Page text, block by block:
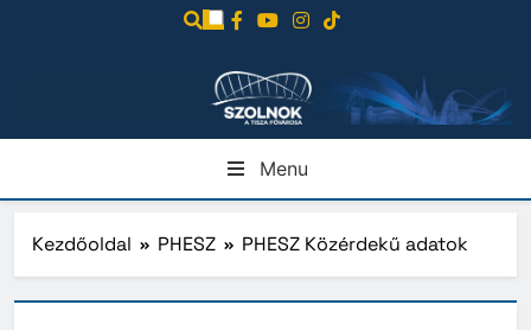
Menu
Kezdőoldal PHESZ PHESZ Közérdekű adatok